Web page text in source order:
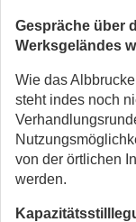
Gespräche über
Werksgeländes
Wie das
steht indes noch
von der örtlichen
werden.